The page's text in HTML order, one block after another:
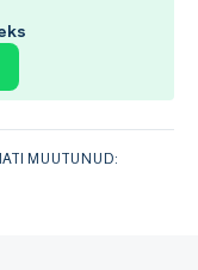
MUUTUNUD: